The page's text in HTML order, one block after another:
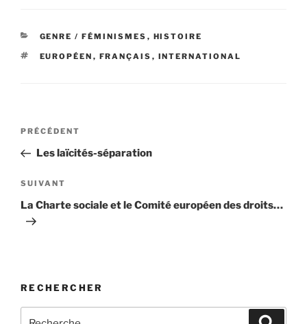
CATÉGORIES
GENRE / FÉMINISMES , HISTOIRE
ÉTIQUETTES
EUROPÉEN , FRANÇAIS , INTERNATIONAL
Navigation
l’article
Article
précédent
PRÉCÉDENT
Les laïcités-séparation
Article
suivant
SUIVANT
La Charte sociale et le Comité européen des droits…
RECHERCHER